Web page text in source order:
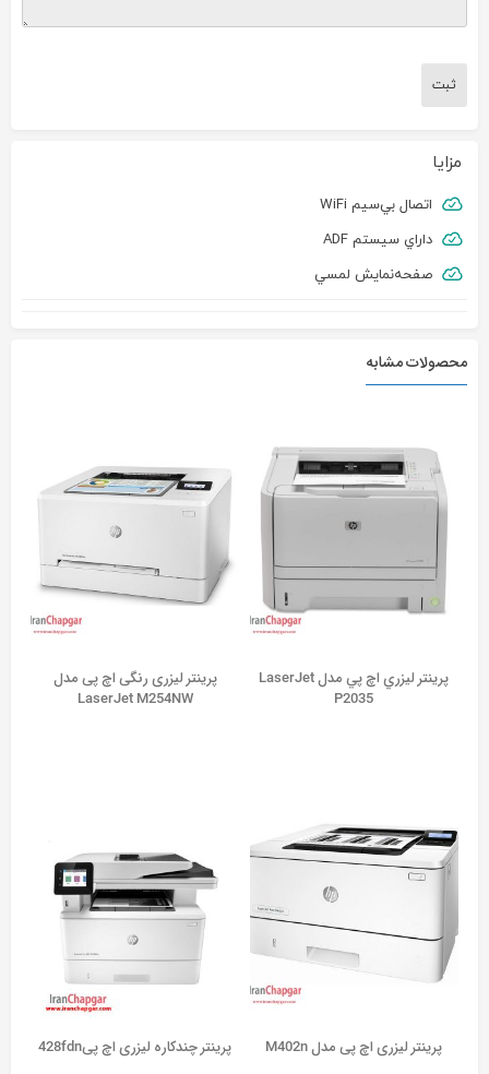
مزایا
اتصال بي‌سيم WiFi
داراي سيستم ADF
صفحه‌نمايش لمسي
محصولات مشابه
پرينتر ليزري اچ پي مدل LaserJet
P2035
پرینتر لیزری رنگی اچ پی مدل
LaserJet M254NW
پرینتر لیزری اچ پی مدل M402n پرینتر چندکاره لیزری اچ پی428fdn